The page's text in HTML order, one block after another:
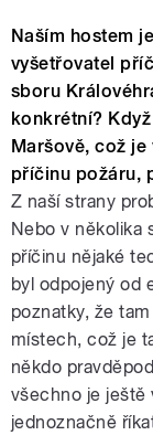
Naším hostem
vyšetřovatel
sboru
konkrétní?
Maršově, což
příčinu požáru,
Z naší strany
Nebo v několika
příčinu nějaké
byl odpojený od
poznatky, že
místech, což je
někdo
všechno je ještě
jednoznačně